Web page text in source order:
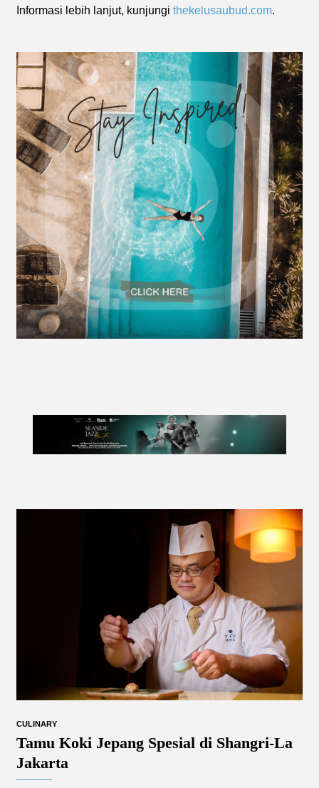
Informasi lebih lanjut, kunjungi thekelusaubud.com.
CULINARY
Tamu Koki Jepang Spesial di Shangri-La
Jakarta